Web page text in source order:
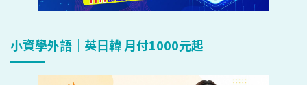
小資學外語｜英日韓 月付1000元起